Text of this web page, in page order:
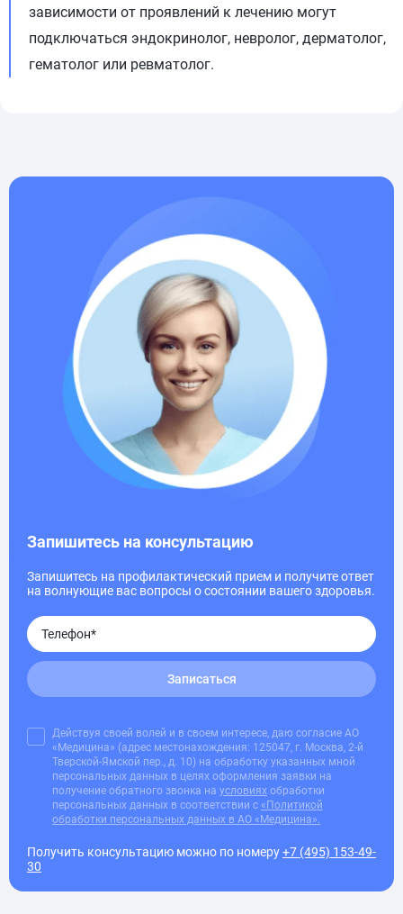
зависимости от проявлений к лечению могут
подключаться эндокринолог, невролог, дерматолог,
гематолог или ревматолог.
Запишитесь на консультацию
Запишитесь на профилактический прием и получите ответ
на волнующие вас вопросы о состоянии вашего здоровья.
Записаться
Действуя своей волей и в своем интересе, даю согласие АО
«Медицина» (адрес местонахождения: 125047, г. Москва, 2-й
Тверской-Ямской пер., д. 10) на обработку указанных мной
персональных данных в целях оформления заявки на
получение обратного звонка на условиях обработки
персональных данных в соответствии с «Политикой
обработки персональных данных в АО «Медицина».
Получить консультацию можно по номеру+7 (495) 153-49-
30